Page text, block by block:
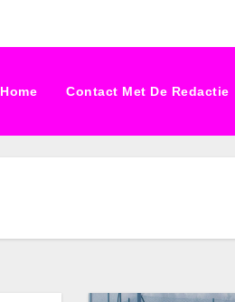
Home Contact Met De Redactie